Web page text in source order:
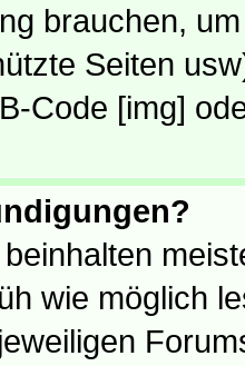
brauchen,
Seiten
Code [img]
wie möglich